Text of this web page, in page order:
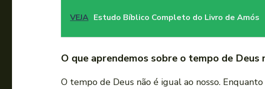
VEJA Estudo Bíblico Completo do Livro de Amós
O que aprendemos sobre o tempo de Deus
O tempo de Deus não é igual ao nosso.